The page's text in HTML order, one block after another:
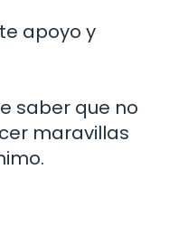
apoyo y
saber que no
maravillas